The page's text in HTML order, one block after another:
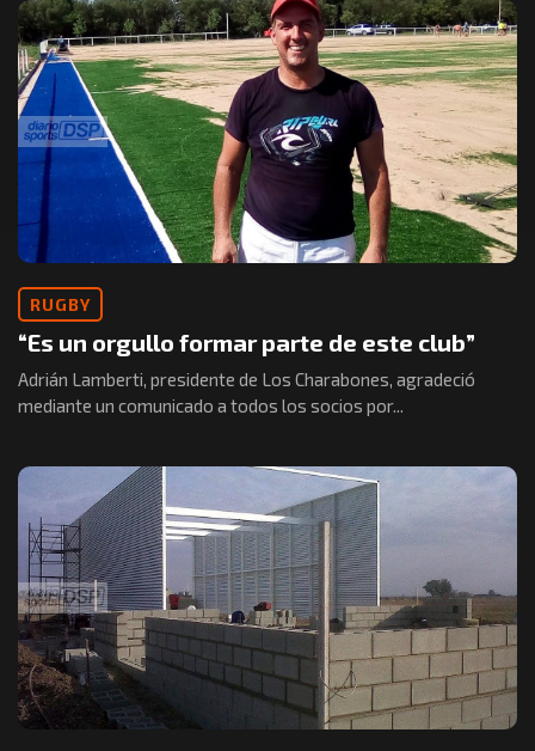
RUGBY
“Es un orgullo formar parte de este club”
Adrián Lamberti, presidente de Los Charabones, agradeció
mediante un comunicado a todos los socios por...